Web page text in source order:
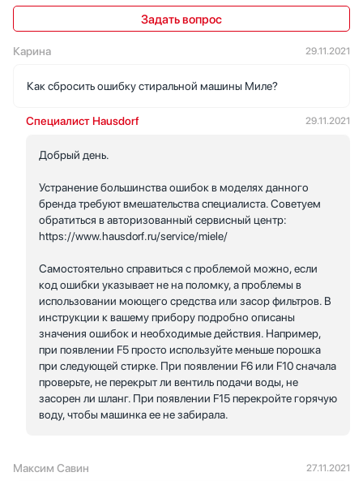
Задать вопрос
Карина 29.11.2021
Как сбросить ошибку стиральной машины Миле?
Специалист Hausdorf 29.11.2021
Добрый день.
Устранение большинства ошибок в моделях данного
бренда требуют вмешательства специалиста. Советуем
обратиться в авторизованный сервисный центр:
https://www.hausdorf.ru/service/miele/
Самостоятельно справиться с проблемой можно, если
код ошибки указывает не на поломку, а проблемы в
использовании моющего средства или засор фильтров. В
инструкции к вашему прибору подробно описаны
значения ошибок и необходимые действия. Например,
при появлении F5 просто используйте меньше порошка
при следующей стирке. При появлении F6 или F10 сначала
проверьте, не перекрыт ли вентиль подачи воды, не
засорен ли шланг. При появлении F15 перекройте горячую
воду, чтобы машинка ее не забирала.
Максим Савин 27.11.2021